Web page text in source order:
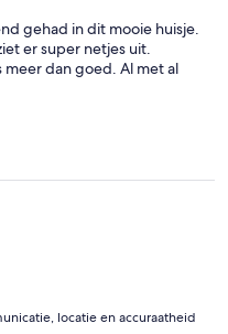
gehad in dit mooie huisje.
er super netjes uit.
dan goed. Al met al
locatie en accuraatheid